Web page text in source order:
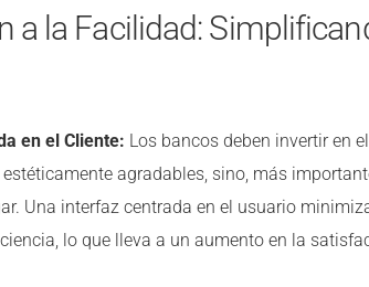
a la Facilidad:
en el Cliente: Los bancos deben invertir en
agradables, sino, más
Una interfaz centrada en el usuario
lo que lleva a un aumento en la